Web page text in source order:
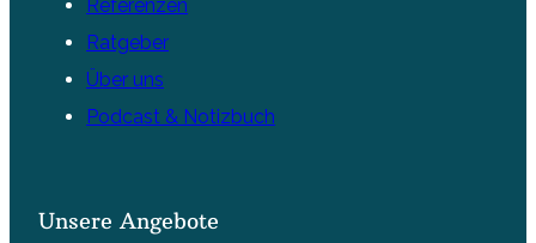
Referenzen
Ratgeber
Über uns
Podcast & Notizbuch
Unsere Angebote